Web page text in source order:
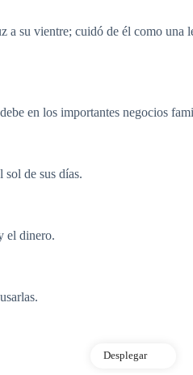
su vientre; cuidó de él como una
en los importantes negocios
de sus días.
el dinero.
Desplegar